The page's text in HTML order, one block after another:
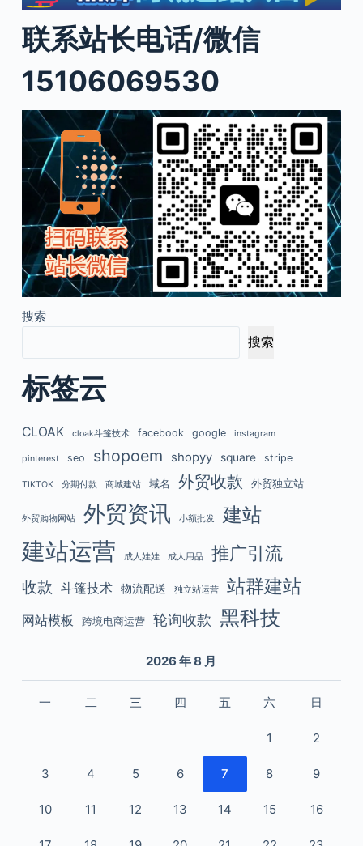
联系站长电话/微信
15106069530
搜索
搜索
标签云
CLOAK cloak斗篷技术 facebook google instagram
pinterest seo shopoem shopyy square stripe
TIKTOK 分期付款 商城建站 域名 外贸收款 外贸独立站
外贸购物网站 外贸资讯 小额批发 建站
建站运营 成人娃娃 成人用品 推广引流
收款 斗篷技术 物流配送 独立站运营 站群建站
网站模板 跨境电商运营 轮询收款 黑科技
2026 年 8 月
一 二 三 四 五 六 日
1 2
3 4 5 6 7 8 9
10 11 12 13 14 15 16